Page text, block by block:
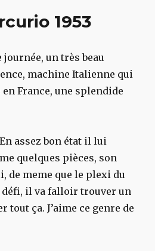
1953
un très beau
machine Italienne qui
France, une splendide
assez bon état il lui
quelques pièces, son
de meme que le plexi du
défi, il va falloir trouver un
tout ça. J’aime ce genre de